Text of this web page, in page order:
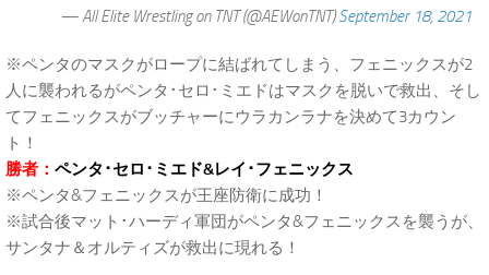
— All Elite Wrestling on TNT (@AEWonTNT)September 18, 2021
※ペンタのマスクがロープに結ばれてしまう、フェニックスが2
人に襲われるがペンタ･セロ･ミエドはマスクを脱いで救出、そし
てフェニックスがブッチャーにウラカンラナを決めて3カウン
ト！
勝者： ペンタ･セロ･ミエド&レイ･フェニックス
※ペンタ&フェニックスが王座防衛に成功！
※試合後マット･ハーディ軍団がペンタ&フェニックスを襲うが、
サンタナ＆オルティズが救出に現れる！